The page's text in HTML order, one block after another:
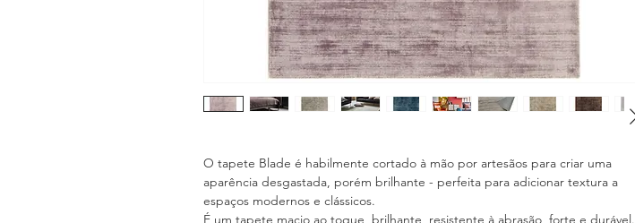
O tapete Blade é habilmente cortado à mão por artesãos para criar uma
aparência desgastada, porém brilhante - perfeita para adicionar textura a
espaços modernos e clássicos.
É um tapete macio ao toque, brilhante, resistente à abrasão, forte e durável.